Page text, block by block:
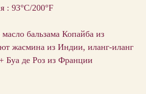
: 93°C/200°F
бальзама Копайба из
жасмина из Индии, иланг-иланг
Буа де Роз из Франции